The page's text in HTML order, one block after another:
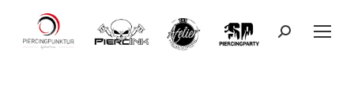
Search: